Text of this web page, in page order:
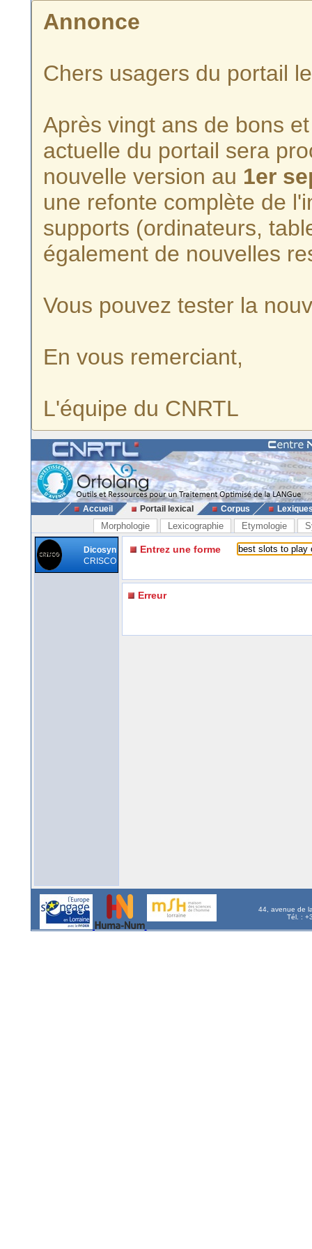
Annonce
Chers usagers du portail
Après vingt ans de bons
actuelle du portail sera
nouvelle version au 1er
une refonte complète de
supports (ordinateurs,
également de nouvelles
Vous pouvez tester la
En vous remerciant,
L'équipe du CNRTL
Accueil Portail lexical Corpus
Morphologie Lexicographie Etymologie
Dicosyn
CRISCO
Entrez une forme
Erreur
44, avenue de
Tél. :